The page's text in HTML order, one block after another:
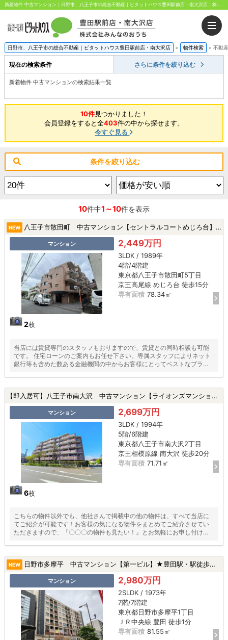
新着物件 中古マンション｜日野市、八王子市の総合不動産｜ピタットハウス豊田駅前店・南大沢店｜株式会社みんなのおうち
日野市、八王子市の総合不動産｜ピタットハウス豊田駅前店・南大沢店 > 物件検索 > 不動
現在の検索条件 さらに条件を絞り込む
新着物件 中古マンションの検索結果一覧
10件見つかりました！
会員登録をすると全403件の中から探せます。
今すぐ見る
条件を絞り込む
10件中1～10件を表示
NEW 八王子市散田町 中古マンション【セントラルコートめじろ台】★めじろ台駅・新規リフォーム・三方角部屋★|八王子市散田町5丁目の中古マンション
マンション
2枚
2,449万円
3LDK / 1989年
4階/4階建
東京都八王子市散田町5丁目
京王高尾線 めじろ台 徒歩15分
専有面積 78.34㎡
当店には賃貸専門のスタッフもおりますので、賃貸との同時相談も可能
です。 住宅ローンのご案内もお任せ下さい。専属スタッフによりネット
銀行等も含めた数ある金融機関の中からお客様にとってベストなプラン
【即入居可】八王子市南大沢 中古マンション【ライオンズマンション南大沢】★南大沢駅・新規リフォーム・アフターサービス保証★|八王子市南大沢2丁目の中古マンション
マンション
6枚
2,699万円
3LDK / 1994年
5階/6階建
東京都八王子市南大沢2丁目
京王相模原線 南大沢 徒歩20分
専有面積 71.71㎡
こちらの物件以外でも、他社さんで掲載中の他の物件は、すべて当店に
てご紹介が可能です！お客様の気になる物件をまとめてご紹介させてい
ただきますので、『〇〇〇の物件も見たい！』とお気軽にお申し付けく
NEW 日野市多摩平 中古マンション【第一ビル】★豊田駅・駅徒歩１分・新規リフォーム・ペット飼育可・最上階★|日野市多摩平1丁目の中古マンション
マンション 2,980万円
2SLDK / 1973年
7階/7階建
東京都日野市多摩平1丁目
ＪＲ中央線 豊田 徒歩1分
専有面積 81.55㎡